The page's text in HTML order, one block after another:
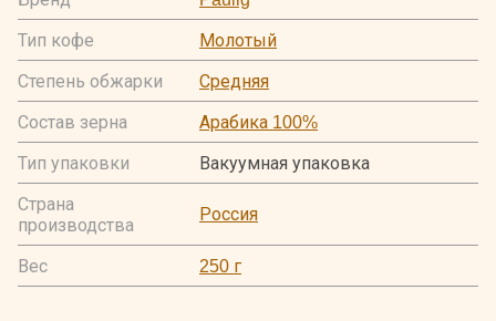
Тип кофе
Молотый
Степень обжарки
Средняя
Состав зерна
Арабика 100%
Тип упаковки
Вакуумная упаковка
Страна
производства
Россия
Вес 250 г